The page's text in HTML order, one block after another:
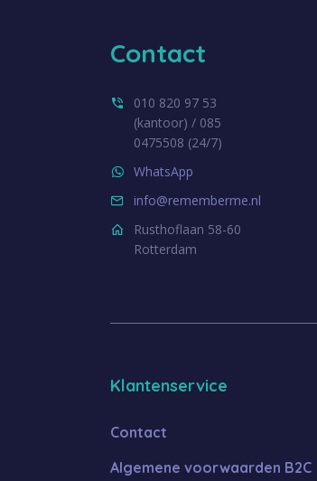
Contact
010 820 97 53
(kantoor) / 085
0475508 (24/7)
WhatsApp
info@rememberme.nl
Rusthoflaan 58-60
Rotterdam
Klantenservice
Contact
Algemene voorwaarden B2C